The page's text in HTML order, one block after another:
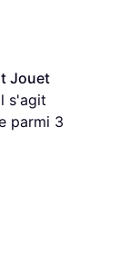
Jouet
s'agit
parmi 3